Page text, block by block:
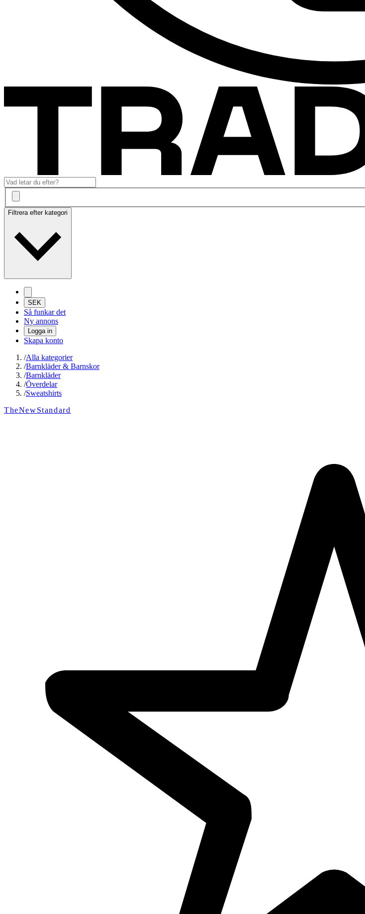
Filtrera efter kategori
SEK
Så funkar det
Ny annons
Logga in
Skapa konto
/Alla kategorier
/Barnkläder & Barnskor
/Barnkläder
/Överdelar
/Sweatshirts
TheNewStandard